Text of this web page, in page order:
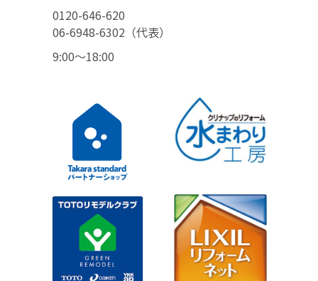
0120-646-620
06-6948-6302（代表）
9:00〜18:00